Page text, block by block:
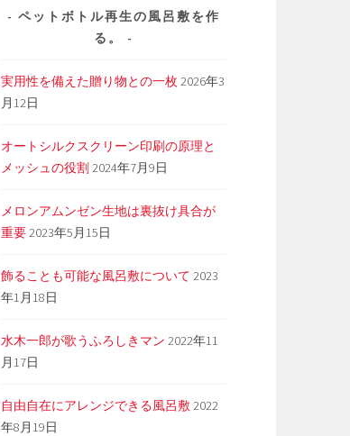
ペットボトル再生の風呂敷を作
る。
実用性を備えた贈り物との一枚 2026年3
月12日
オートシルクスクリーン印刷の原理と
メッシュの役割2024年7月9日
メロンアムンゼン生地は裏抜け具合が
重要2023年5月15日
飾ることも可能な風呂敷について 2023
年1月18日
水木一郎が歌うふろしきマン 2022年11
月17日
自由自在にアレンジできる風呂敷2022
年8月19日